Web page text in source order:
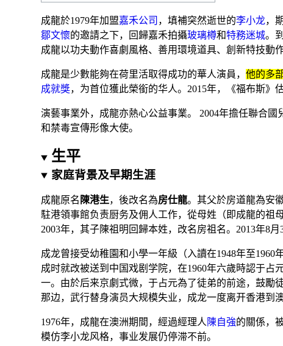
成龍於1979年加盟嘉禾公司 ，填補突然逝世的李小龙，
鄒文懷的邀請之下，回歸嘉禾拍攝玻璃樽和特務迷城。
成龍以功夫動作喜劇風格、善用環境道具、創新特技動
成龍是少數能夠在荷里活取得成功的華人演員，他的多
成就獎，为首位獲此榮銜的华人。2015年，《福布斯》
演藝事業外，成龍亦熱心公益事業。 2004年擔任聯合國
和禁毒宣傳形像大使。
生平
家庭背景及早期生涯
成龍原名 陳港生，後改名為房仕龍。其父於房道龍為安
駐港領事館负责厨务及佣人工作，從母姓（即成龍的祖
2003年，其子陳祖明 回歸本姓，改名房祖名。2013年8月
成龙曾接受幼稚園和小學一年級（入讀在1948年至1960
成时就改被送到中国戏剧学院，在1960年六歲時認于占
一。由於后来京劇式微，于占元為了徒弟的前途，鼓勵
那边，武行替身演员大规模失业，成龙一度离开香港到
1976年，成龍在澳洲期間，經過經理人 陳自強的關係，
模仿李小龙风格，事业发展仍停滞不前。